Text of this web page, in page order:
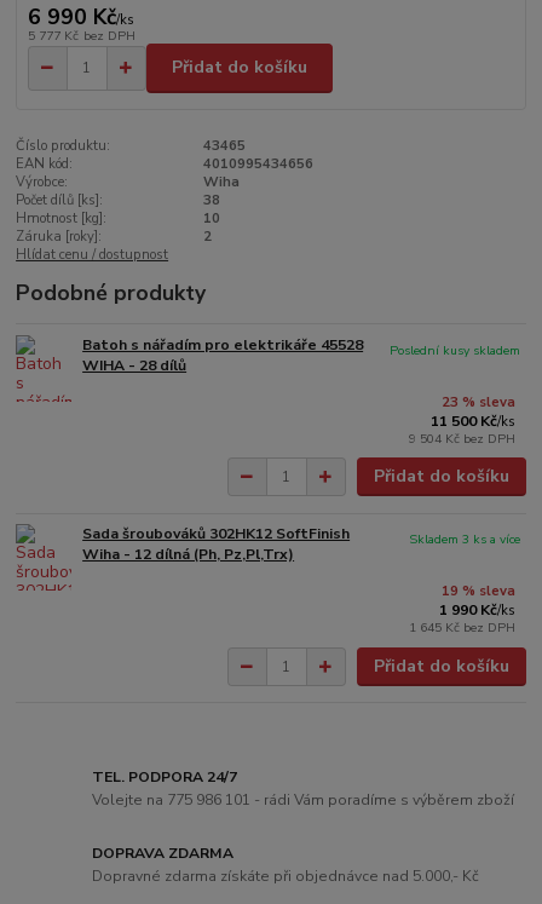
6 990 Kč/ks
5 777 Kč bez DPH
Přidat do košíku
Číslo produktu:
43465
EAN kód:
4010995434656
Výrobce:
Wiha
Počet dílů [ks]:
38
Hmotnost [kg]:
10
Záruka [roky]:
2
Hlídat cenu / dostupnost
Podobné produkty
Batoh s nářadím pro elektrikáře 45528
WIHA - 28 dílů
23 % sleva
11 500 Kč/ks
9 504 Kč bez DPH
Poslední kusy skladem
Přidat do košíku
Sada šroubováků 302HK12 SoftFinish
Wiha - 12 dílná (Ph, Pz,Pl,Trx)
19 % sleva
1 990 Kč/ks
1 645 Kč bez DPH
Skladem 3 ks a více
Přidat do košíku
TEL. PODPORA 24/7
Volejte na 775 986 101 - rádi Vám poradíme s výběrem zboží
DOPRAVA ZDARMA
Dopravné zdarma získáte při objednávce nad 5.000,- Kč